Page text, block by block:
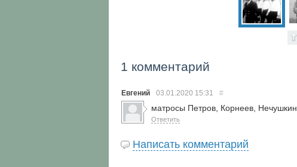
1 комментарий
Евгений 03.01.2020 15:31 #
матросы Петров, Корнеев, Нечушкин
Ответить
Написать комментарий